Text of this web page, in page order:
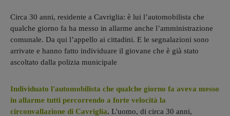
Circa 30 anni, residente a Cavriglia: è lui l’automobilista che
qualche giorno fa ha messo in allarme anche l’amministrazione
comunale. Da qui l’appello ai cittadini. E le segnalazioni sono
arrivate e hanno fatto individuare il giovane che è già stato
ascoltato dalla polizia municipale
Individuato l'automobilista che qualche giorno fa aveva messo
in allarme tutti percorrendo a forte velocità la
circonvallazione di Cavriglia. L'uomo, di circa 30 anni,